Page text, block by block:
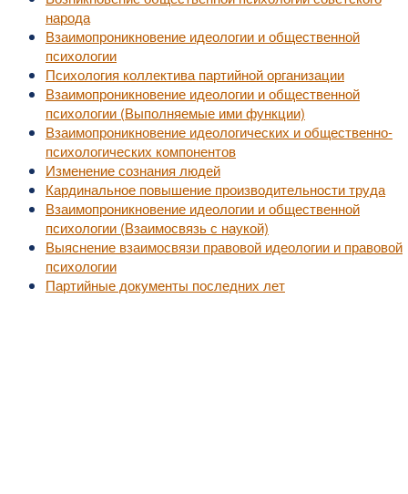
народа
Взаимопроникновение идеологии и общественной
психологии
Психология коллектива партийной организации
Взаимопроникновение идеологии и общественной
психологии (Выполняемые ими функции)
Взаимопроникновение идеологических и общественно-
психологических компонентов
Изменение сознания людей
Кардинальное повышение производительности труда
Взаимопроникновение идеологии и общественной
психологии (Взаимосвязь с наукой)
Выяснение взаимосвязи правовой идеологии и правовой
психологии
Партийные документы последних лет